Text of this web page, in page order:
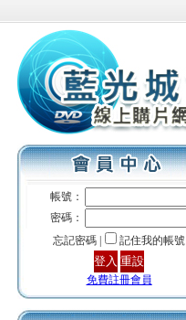
帳號：
密碼：
忘記密碼 |
記住我的帳號
免費註冊會員